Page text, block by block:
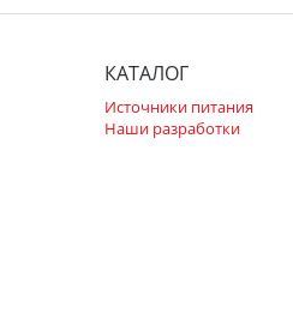
КАТАЛОГ
Источники питания
Наши разработки